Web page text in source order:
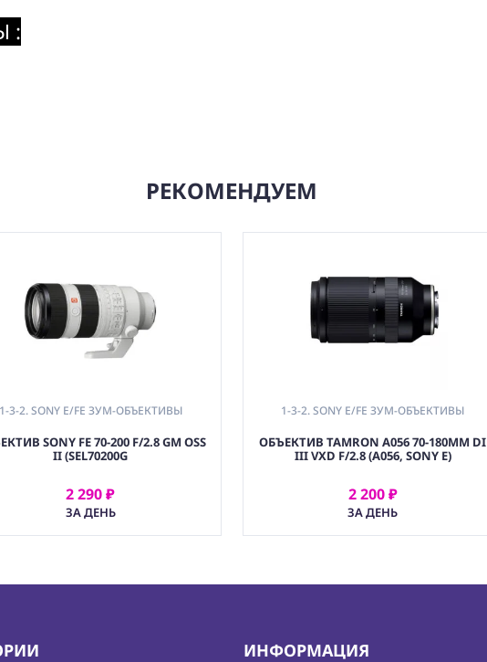
:
РЕКОМЕНДУЕМ
1-3-2. SONY E/FE ЗУМ-ОБЪЕКТИВЫ
SONY FE 70-200 F/2.8 GM OSS
II (SEL70200G
2 290 ₽
ЗА ДЕНЬ
АРЕНДОВАТЬ
1-3-2. SONY E/FE ЗУМ-ОБЪЕКТИВЫ
ОБЪЕКТИВ TAMRON A056 70-180MM DI
III VXD F/2.8 (A056, SONY E)
2 200 ₽
ЗА ДЕНЬ
АРЕНДОВАТЬ
ИНФОРМАЦИЯ